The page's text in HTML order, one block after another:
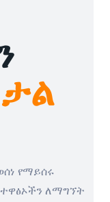
የማይሰሩ
ለማግኘት